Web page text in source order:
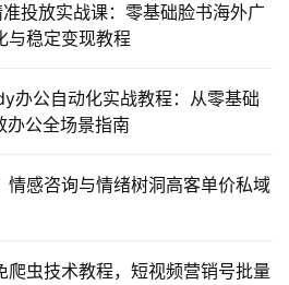
投放实战课：零基础脸书海外广
与稳定变现教程
办公自动化实战教程：从零基础
办公全场景指南
情感咨询与情绪树洞高客单价私域
爬虫技术教程，短视频营销号批量